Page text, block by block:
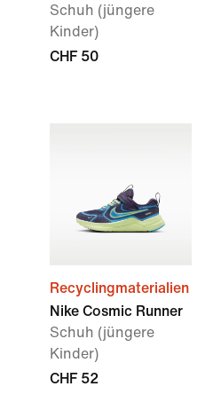
Schuh (jüngere
Kinder)
CHF 50
Recyclingmaterialien
Nike Cosmic Runner
Schuh (jüngere
Kinder)
CHF 52